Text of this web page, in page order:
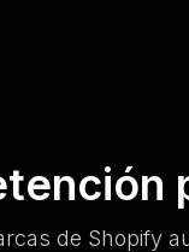
de Shopify